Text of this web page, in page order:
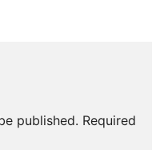
published. Required